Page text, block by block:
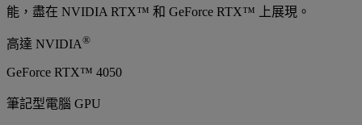
能，盡在 NVIDIA RTX™ 和 GeForce RTX™ 上展現。
高達 NVIDIA®
GeForce RTX™ 4050
筆記型電腦 GPU